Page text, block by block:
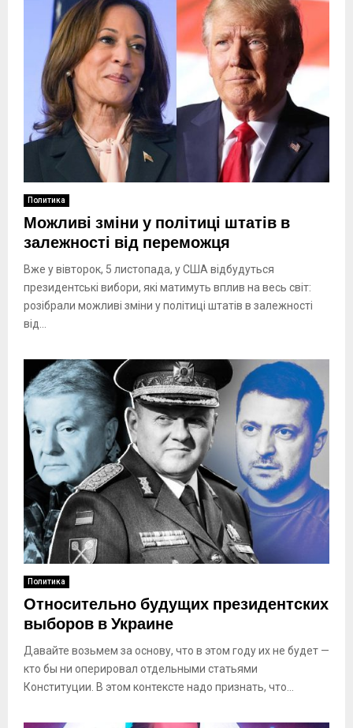
Политика
Можливі зміни у політиці штатів в
залежності від переможця
Вже у вівторок, 5 листопада, у США відбудуться
президентські вибори, які матимуть вплив на весь світ:
розібрали можливі зміни у політиці штатів в залежності
від...
Политика
Относительно будущих президентских
выборов в Украине
Давайте возьмем за основу, что в этом году их не будет —
кто бы ни оперировал отдельными статьями
Конституции. В этом контексте надо признать, что...